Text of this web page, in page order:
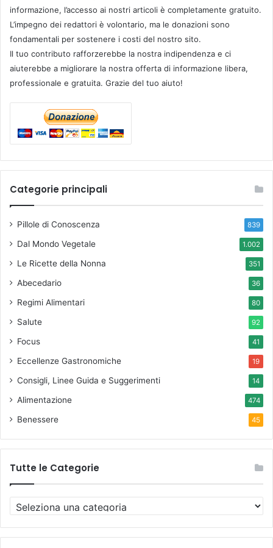
informazione, l’accesso ai nostri articoli è completamente gratuito.
L’impegno dei redattori è volontario, ma le donazioni sono
fondamentali per sostenere i costi del nostro sito.
Il tuo contributo rafforzerebbe la nostra indipendenza e ci
aiuterebbe a migliorare la nostra offerta di informazione libera,
professionale e gratuita. Grazie del tuo aiuto!
Categorie principali
Pillole di Conoscenza 839
Dal Mondo Vegetale 1.002
Le Ricette della Nonna 351
Abecedario 36
Regimi Alimentari 80
Salute 92
Focus 41
Eccellenze Gastronomiche 19
Consigli, Linee Guida e Suggerimenti 14
Alimentazione 474
Benessere 45
Tutte le Categorie
u
t